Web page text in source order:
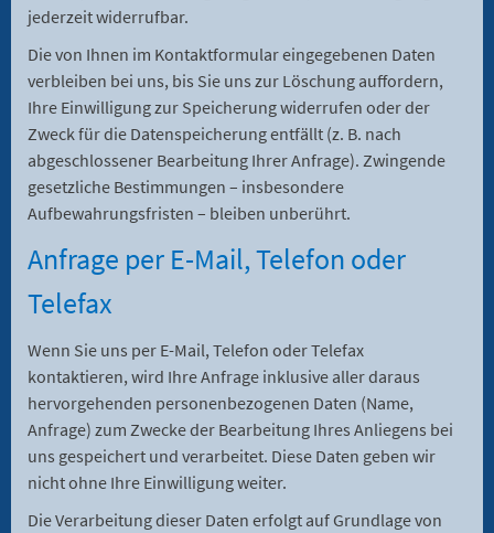
jederzeit widerrufbar.
Die von Ihnen im Kontaktformular eingegebenen Daten
verbleiben bei uns, bis Sie uns zur Löschung auffordern,
Ihre Einwilligung zur Speicherung widerrufen oder der
Zweck für die Datenspeicherung entfällt (z. B. nach
abgeschlossener Bearbeitung Ihrer Anfrage). Zwingende
gesetzliche Bestimmungen – insbesondere
Aufbewahrungsfristen – bleiben unberührt.
Anfrage per E-Mail, Telefon oder
Telefax
Wenn Sie uns per E-Mail, Telefon oder Telefax
kontaktieren, wird Ihre Anfrage inklusive aller daraus
hervorgehenden personenbezogenen Daten (Name,
Anfrage) zum Zwecke der Bearbeitung Ihres Anliegens bei
uns gespeichert und verarbeitet. Diese Daten geben wir
nicht ohne Ihre Einwilligung weiter.
Die Verarbeitung dieser Daten erfolgt auf Grundlage von